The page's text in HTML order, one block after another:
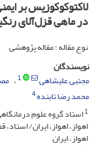
در ماهی قزل‌آلای
نوع مقاله : مقاله پژوهشی
نویسندگان
مجتبی علیشاهی
1
محمد رضا تابنده4
1استاد گروه علوم
اهواز، اهواز، ایران/
اهواز، ایران